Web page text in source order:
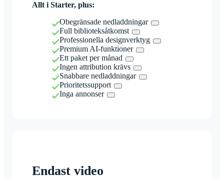
Allt i Starter, plus:
Obegränsade nedladdningar
Full biblioteksåtkomst
Professionella designverktyg
Premium AI-funktioner
Ett paket per månad
Ingen attribution krävs
Snabbare nedladdningar
Prioritetssupport
Inga annonser
Endast video